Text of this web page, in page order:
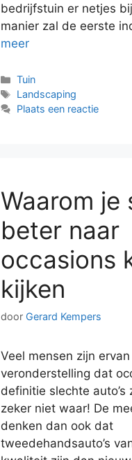
bedrijfstuin er netjes
manier zal de eerste
meer
Categorieën
Tuin
Tags
Landscaping
Plaats een reactie
Waarom je
beter naar
occasions
kijken
door Gerard Kempers
Veel mensen zijn
veronderstelling dat
definitie slechte auto’s
zeker niet waar! De
denken dan ook dat
tweedehandsauto’s